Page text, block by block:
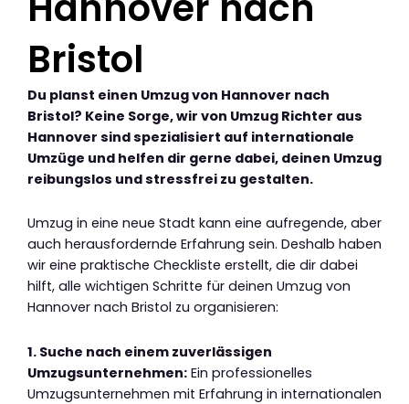
Bristol
Du planst einen Umzug von Hannover nach
Bristol? Keine Sorge, wir von Umzug Richter aus
Hannover sind spezialisiert auf internationale
Umzüge und helfen dir gerne dabei, deinen Umzug
reibungslos und stressfrei zu gestalten.
Umzug in eine neue Stadt kann eine aufregende, aber
auch herausfordernde Erfahrung sein. Deshalb haben
wir eine praktische Checkliste erstellt, die dir dabei
hilft, alle wichtigen Schritte für deinen Umzug von
Hannover nach Bristol zu organisieren:
1. Suche nach einem zuverlässigen
Umzugsunternehmen: Ein professionelles
Umzugsunternehmen mit Erfahrung in internationalen